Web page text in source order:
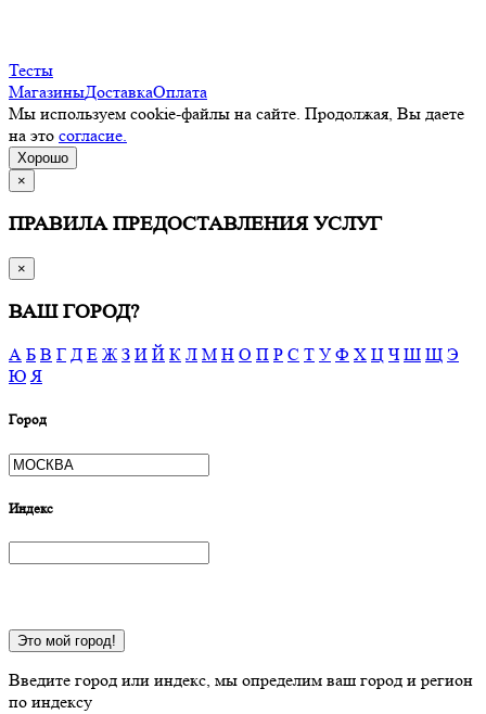
Тесты
МагазиныДоставкаОплата
Мы используем cookie-файлы на сайте. Продолжая, Вы даете
на это согласие.
Хорошо
×
ПРАВИЛА ПРЕДОСТАВЛЕНИЯ УСЛУГ
×
ВАШ ГОРОД?
А Б В Г Д Е Ж З И Й К Л М Н О П Р С Т У Ф Х Ц Ч Ш Щ Э
Ю Я
Город
Индекс
Это мой город!
Введите город или индекс, мы определим ваш город и регион
по индексу